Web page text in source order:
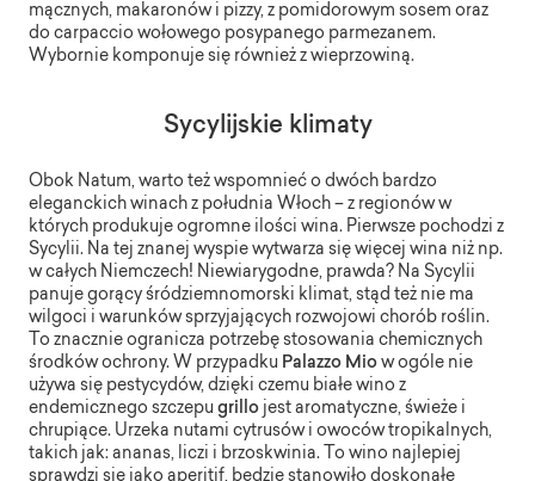
mącznych, makaronów i pizzy, z pomidorowym sosem oraz
do carpaccio wołowego posypanego parmezanem.
Wybornie komponuje się również z wieprzowiną.
Sycylijskie klimaty
Obok Natum, warto też wspomnieć o dwóch bardzo
eleganckich winach z południa Włoch – z regionów w
których produkuje ogromne ilości wina. Pierwsze pochodzi z
Sycylii. Na tej znanej wyspie wytwarza się więcej wina niż np.
w całych Niemczech! Niewiarygodne, prawda? Na Sycylii
panuje gorący śródziemnomorski klimat, stąd też nie ma
wilgoci i warunków sprzyjających rozwojowi chorób roślin.
To znacznie ogranicza potrzebę stosowania chemicznych
środków ochrony. W przypadku Palazzo Mio w ogóle nie
używa się pestycydów, dzięki czemu białe wino z
endemicznego szczepu grillo jest aromatyczne, świeże i
chrupiące. Urzeka nutami cytrusów i owoców tropikalnych,
takich jak: ananas, liczi i brzoskwinia. To wino najlepiej
sprawdzi się jako aperitif, będzie stanowiło doskonałe